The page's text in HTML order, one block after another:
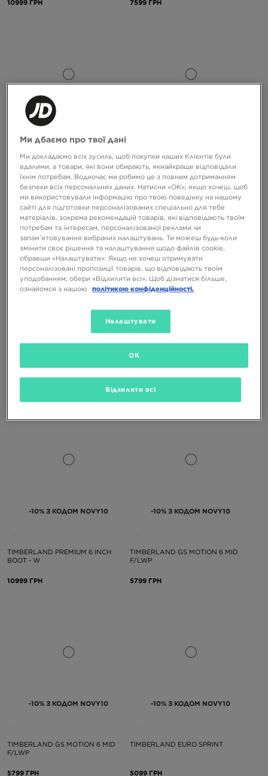
10999 ГРН 7599 ГРН
-10% З КОДОМ NOVY10
TIMBERLAND PREMIUM 6 INCH
BOOT - W
10999 ГРН
TIMBERLAND MOTION ACCESS MID
LACE UP SNEAKER
7299 ГРН
-10% З КОДОМ NOVY10 -10% З КОДОМ NOVY10
TIMBERLAND EURO SPRINT HIKER
8099 ГРН
-10% З КОДОМ NOVY10
TIMBERLAND PREMIUM 6 INCH
BOOT - W
10999 ГРН
-10% З КОДОМ NOVY10
TIMBERLAND GS MOTION 6 MID
F/LWP
5799 ГРН
-10% З КОДОМ NOVY10
TIMBERLAND GS MOTION 6 MID
F/LWP
5799 ГРН
-10% З КОДОМ NOVY10
TIMBERLAND EURO SPRINT
5099 ГРН
Ми дбаємо про твої дані
Ми докладаємо всіх зусиль, щоб покупки наших Клієнтів були
вдалими, а товари, які вони обирають, якнайкраще відповідали
їхнім потребам. Водночас ми робимо це з повним дотриманням
безпеки всіх персональних даних. Натисни «OK», якщо хочеш, щоб
ми використовували інформацію про твою поведінку на нашому
сайті для підготовки персоналізованих спеціально для тебе
матеріалів, зокрема рекомендацій товарів, які відповідають твоїм
потребам та інтересам, персоналізованої реклами чи
запам’ятовування вибраних налаштувань. Ти можеш будь-коли
змінити своє рішення та налаштування щодо файлів cookie,
обравши «Налаштувати». Якщо не хочеш отримувати
персоналізовані пропозиції товарів, що відповідають твоїм
уподобанням, обери «Відхилити всі». Щоб дізнатися більше,
ознайомся з нашою
політикою конфіденційності.
Налаштувати
Відхилити всі
OK